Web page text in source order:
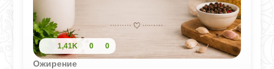
1,41K 0 0
Ожирение